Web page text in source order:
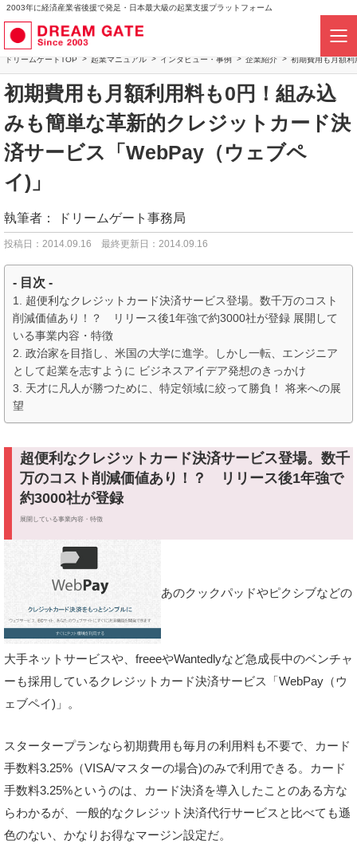
2003年に経済産業省後援で発足・日本最大級の起業支援プラットフォーム
ドリームゲートTOP 起業マニュアル インタビュー・事例 企業紹介 初期費用も月額
初期費用も月額利用料も0円！組み込
みも簡単な革新的クレジットカード決
済サービス「WebPay（ウェブペ
イ)」
執筆者： ドリームゲート事務局
投稿日：2014.09.16 最終更新日：2014.09.16
- 目次 -
超便利なクレジットカード決済サービス登場。数千万のコスト
削減価値あり！？ リリース後1年強で約3000社が登録 展開して
いる事業内容・特徴
政治家を目指し、米国の大学に進学。しかし一転、エンジニア
として起業を志すように ビジネスアイデア発想のきっかけ
天才に凡人が勝つために、特定領域に絞って勝負！ 将来への展
望
超便利なクレジットカード決済サービス登場。数千
万のコスト削減価値あり！？ リリース後1年強で
約3000社が登録
展開している事業内容・特徴
あのクックパッドやピクシブなどの
大手ネットサービスや、freeeやWantedlyなど急成長中のベンチャ
ーも採用しているクレジットカード決済サービス「WebPay（ウ
ェブペイ)」。
スタータープランなら初期費用も毎月の利用料も不要で、カード
手数料3.25%（VISA/マスターの場合)のみで利用できる。カード
手数料3.25%というのは、カード決済を導入したことのある方な
らわかるが、一般的なクレジット決済代行サービスと比べても遜
色のない、かなりお得なマージン設定だ。